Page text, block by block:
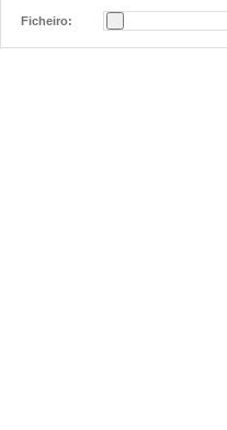
Ficheiro: